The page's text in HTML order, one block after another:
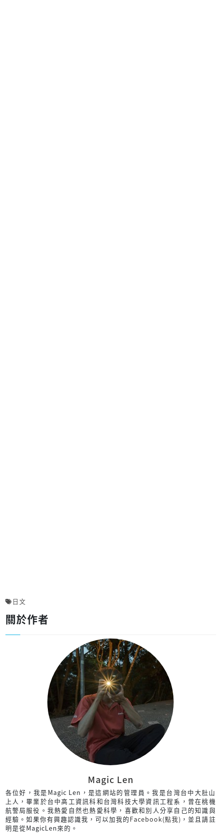
日文
關於作者
Magic Len
各位好，我是Magic Len，是這網站的管理員。我是台灣台中大肚山
上人，畢業於台中高工資訊科和台灣科技大學資訊工程系，曾在桃機
航警局服役。我熱愛自然也熱愛科學，喜歡和別人分享自己的知識與
經驗。如果你有興趣認識我，可以加我的Facebook(點我) ，並且請註
明是從MagicLen來的。